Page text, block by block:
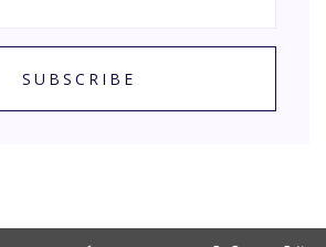
SUBSCRIBE